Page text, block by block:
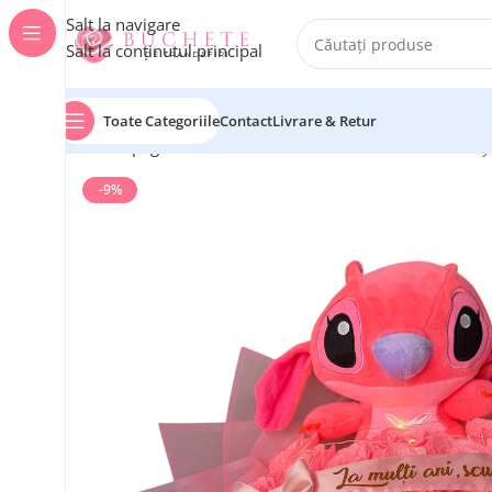
Salt la navigare
Salt la conținutul principal
Toate CategoriileContactLivrare & Retur
Prima pagină Buchete cu Stitch
-9%